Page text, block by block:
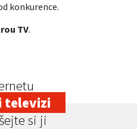
konkurence.
TV.
televizi
si ji